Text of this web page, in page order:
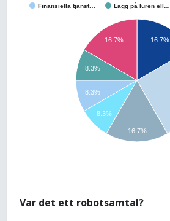
Finansiella tjänst…
Lägg på luren ell…
16.7%
16.7%
8.3%
8.3%
8.3%
16.7%
Var det ett robotsamtal?